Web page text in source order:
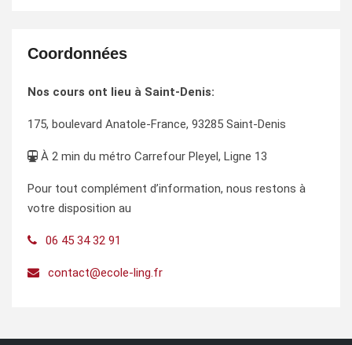
Coordonnées
Nos cours ont lieu à Saint-Denis:
175, boulevard Anatole-France, 93285 Saint-Denis
À 2 min du métro Carrefour Pleyel, Ligne 13
Pour tout complément d’information, nous restons à
votre disposition au
06 45 34 32 91
contact@ecole-ling.fr